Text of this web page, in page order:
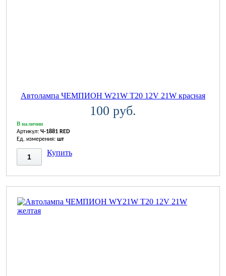
Автолампа ЧЕМПИОН W21W T20 12V 21W красная
100 руб.
В наличии
Артикул: Ч-1881 RED
Ед. измерения: шт
Купить